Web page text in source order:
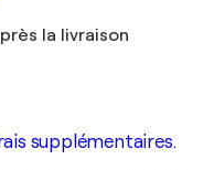
la livraison
supplémentaires.